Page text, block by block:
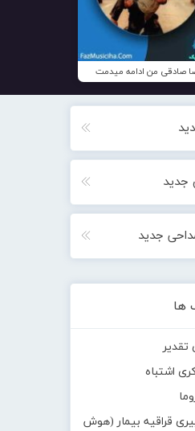
صادقی من ادامه میدمت
جدید
جدید
ها
تقدیر
اشتباه
قراقیه بیمار (هوش